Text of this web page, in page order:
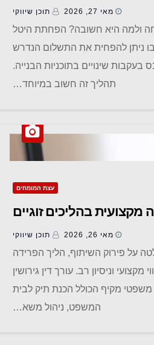
מאי 27, 2026 תוכן שיווקי
היא חשובה? הפחתת היטל
להפחית את התשלום הנדרש
שינויים בתוכניות הבנייה.
תהליך זה חשוב במיוחד…
עצת המומחים
מקצועית בהליכים זוגיים
מאי 26, 2026 תוכן שיווקי
על פירוק השיתוף, הליך הפרידה
וניסיון רב. עורך דין גירושין
מקיף הכולל הכנת תיק לבית
המשפט, ניהול משא…